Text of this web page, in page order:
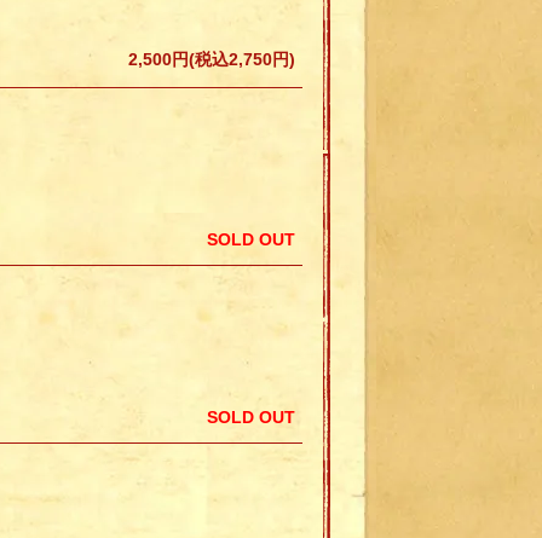
2,500円(税込2,750円)
SOLD OUT
SOLD OUT